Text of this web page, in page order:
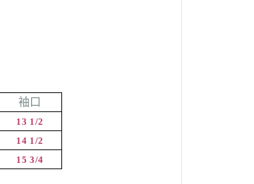
袖口
13 1/2
14 1/2
15 3/4